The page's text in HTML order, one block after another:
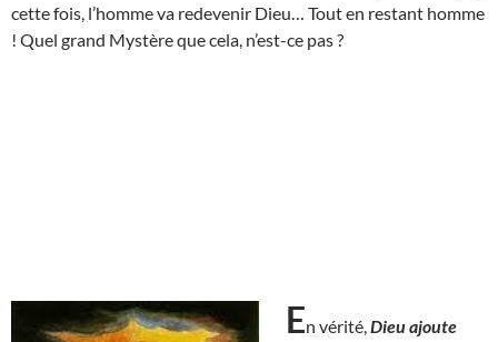
cette fois, l’homme va redevenir Dieu… Tout en restant homme
! Quel grand Mystère que cela, n’est-ce pas ?
En vérité, Dieu ajoute